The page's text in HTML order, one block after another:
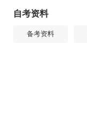
自考资料
备考资料